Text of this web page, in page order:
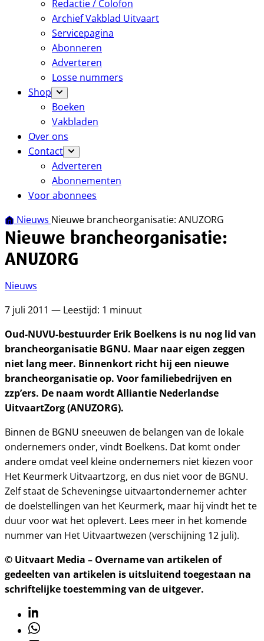
Redactie / Colofon
Archief Vakblad Uitvaart
Servicepagina
Abonneren
Adverteren
Losse nummers
Shop
Boeken
Vakbladen
Over ons
Contact
Adverteren
Abonnementen
Voor abonnees
Nieuws Nieuwe brancheorganisatie: ANUZORG
Nieuwe brancheorganisatie:
ANUZORG
Nieuws
7 juli 2011 — Leestijd: 1 minuut
Oud-NUVU-bestuurder Erik Boelkens is nu nog lid van
brancheorganisatie BGNU. Maar naar eigen zeggen
niet lang meer. Binnenkort richt hij een nieuwe
brancheorganisatie op. Voor familiebedrijven en
zzp’ers. De naam wordt Alliantie Nederlandse
UitvaartZorg (ANUZORG).
Binnen de BGNU sneeuwen de belangen van de lokale
ondernemers onder, vindt Boelkens. Dat komt onder
andere omdat veel kleine ondernemers niet kiezen voor
Het Keurmerk Uitvaartzorg, en dus niet voor de BGNU.
Zelf staat de Scheveningse uitvaartondernemer achter
de doelstellingen van het Keurmerk, maar hij vindt het te
duur voor wat het oplevert. Lees meer in het komende
nummer van Het Uitvaartwezen (verschijning 12 juli).
© Uitvaart Media – Overname van artikelen of
gedeelten van artikelen is uitsluitend toegestaan na
schriftelijke toestemming van de uitgever.
Linkedin
Whatsapp